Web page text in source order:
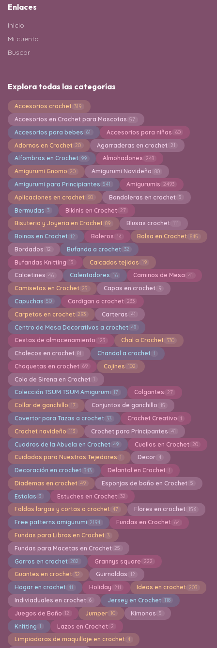
Enlaces
Inicio
Mi cuenta
Buscar
Explora todas las categorías
Accesorios crochet 319
Accesorios en Crochet para Mascotas 57
Accesorios para bebes 61 Accesorios para niñas 60
Adornos en Crochet 20 Agarraderas en crochet 21
Alfombras en Crochet 99 Almohadones 248
Amigurumi Gnomo 20 Amigurumi Navideño 80
Amigurumi para Principiantes 541 Amigurumis 2493
Aplicaciones en crochet 60 Bandoleras en crochet 5
Bermudas 3 Bikinis en Crochet 27
Bisuteria y Joyeria en Crochet 89 Blusas crochet 111
Boinas en Crochet 12 Boleros 14 Bolsa en Crochet 845
Bordados 12 Bufanda a crochet 32
Bufandas Knitting 15 Calcados tejidos 19
Calcetines 46 Calentadores 16 Caminos de Mesa 41
Camisetas en Crochet 25 Capas en crochet 9
Capuchas 50 Cardigan a crochet 233
Carpetas en crochet 293 Carteras 41
Centro de Mesa Decorativos a crochet 48
Cestas de almacenamiento 123 Chal a Crochet 330
Chalecos en crochet 81 Chandal a crochet 1
Chaquetas en crochet 69 Cojines 102
Cola de Sirena en Crochet 1
Colección TSUM TSUM Amigurumi 17 Colgantes 27
Collar de ganchillo 17 Conjuntos de ganchillo 15
Covertor para Tazas a crochet 33 Crochet Creativo 1
Crochet navideño 113 Crochet para Principantes 41
Cuadros de la Abuela en Crochet 49 Cuellos en Crochet 20
Cuidados para Nuestros Tejedores 1 Decor 4
Decoración en crochet 343 Delantal en Crochet 1
Diademas en crochet 49 Esponjas de baño en Crochet 5
Estolas 3 Estuches en Crochet 32
Faldas largas y cortas a crochet 47 Flores en crochet 156
Free patterns amigurumi 2194 Fundas en Crochet 64
Fundas para Libros en Crochet 3
Fundas para Macetas en Crochet 25
Gorros en crochet 282 Grannys square 222
Guantes en crochet 32 Guirnaldas 12
Hogar en crochet 41 Holiday 211 Ideas en crochet 203
Indiviaduales en crochet 6 Jersey en Crochet 118
Juegos de Baño 12 Jumper 10 Kimonos 5
Knitting 1 Lazos en Crochet 2
Limpiadoras de maquillaje en crochet 4